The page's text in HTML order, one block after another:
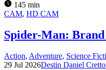
145 min
CAM, HD CAM
Spider-Man: Brand
Action, Adventure, Science
29 Jul 2026Destin Daniel